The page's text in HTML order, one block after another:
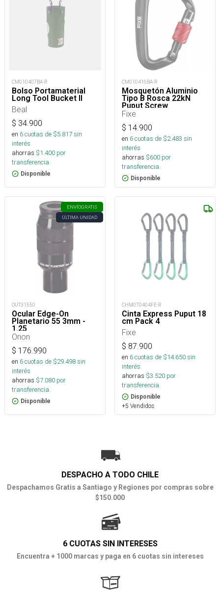
CM010407BA-R
Bolso Portamaterial
Long Tool Bucket II
Beal
$ 34.900
en 6cuotas de $5.817sin
interés
ahorras $1.400 por
transferencia.
Disponible
CM010416BA-R
Mosquetón Aluminio
Tipo B Rosca 22kN
Puput Screw
Fixe
$ 14.900
en 6cuotas de $2.483 sin
interés
ahorras $600 por
transferencia.
Disponible
ENVÍOGRATIS
ÚLTIMA UNIDAD
OUT31550
Ocular Edge-On
Planetario 55 3mm -
1.25
Orion
$ 176.990
en 6cuotas de $29.498sin
interés
ahorras $7.080 por
transferencia.
Disponible
CHM070404FE-R
Cinta Express Puput 18
cm Pack 4
Fixe
$ 87.900
en 6cuotas de $14.650sin
interés
ahorras $3.520 por
transferencia.
Disponible
+5 Vendidos
DESPACHO A TODO CHILE
Despachamos Gratis a Santiago y Regiones por compras sobre
$150.000
6 CUOTAS SIN INTERESES
Encuentra + 1000 marcas y paga en 6 cuotas sin intereses